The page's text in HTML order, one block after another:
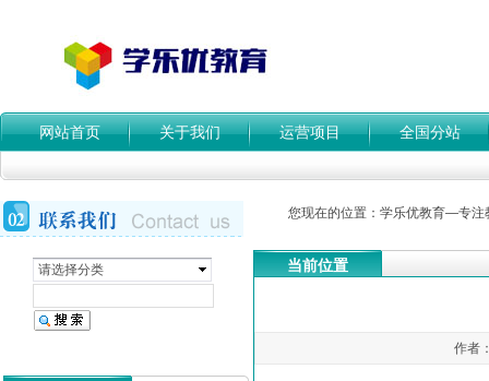
网站首页 关于我们 运营项目 全国分站
当前位置
作者
请选择分类
您现在的位置： 学乐优教育—专注